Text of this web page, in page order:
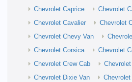
Chevrolet Caprice
Chevrolet
Chevrolet Cavalier
Chevrolet
Chevrolet Chevy Van
Chevrolet Corsica
Chevrolet
Chevrolet Crew Cab
Chevrolet Dixie Van